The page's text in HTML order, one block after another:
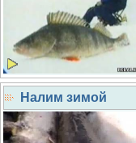
Налим зимой